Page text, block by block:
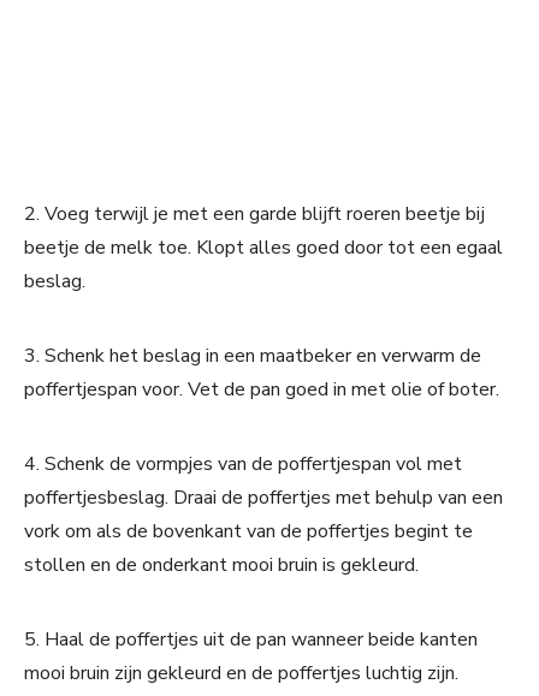
2. Voeg terwijl je met een garde blijft roeren beetje bij
beetje de melk toe. Klopt alles goed door tot een egaal
beslag.
3. Schenk het beslag in een maatbeker en verwarm de
poffertjespan voor. Vet de pan goed in met olie of boter.
4. Schenk de vormpjes van de poffertjespan vol met
poffertjesbeslag. Draai de poffertjes met behulp van een
vork om als de bovenkant van de poffertjes begint te
stollen en de onderkant mooi bruin is gekleurd.
5. Haal de poffertjes uit de pan wanneer beide kanten
mooi bruin zijn gekleurd en de poffertjes luchtig zijn.